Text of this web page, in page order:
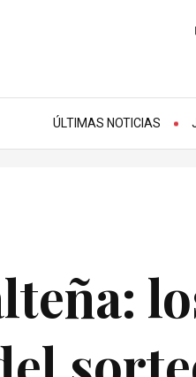
ÚLTIMAS NOTICIAS